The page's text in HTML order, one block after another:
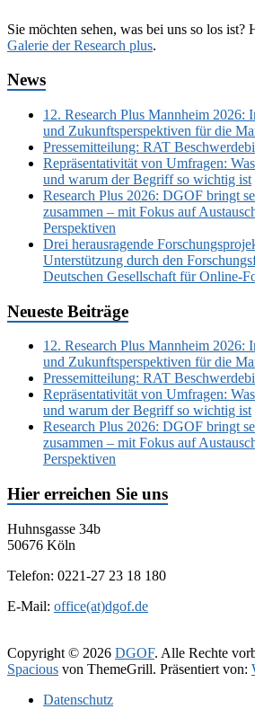
Sie möchten sehen, was bei uns so los ist?
Galerie der Research plus.
News
12. Research Plus Mannheim 2026:
und Zukunftsperspektiven für die
Pressemitteilung: RAT
Repräsentativität von Umfragen:
und warum der Begriff so wichtig ist
Research Plus 2026: DGOF bringt
zusammen – mit Fokus auf
Perspektiven
Drei herausragende
Unterstützung durch den
Deutschen Gesellschaft für Online-
Neueste Beiträge
12. Research Plus Mannheim 2026:
und Zukunftsperspektiven für die
Pressemitteilung: RAT
Repräsentativität von Umfragen:
und warum der Begriff so wichtig ist
Research Plus 2026: DGOF bringt
zusammen – mit Fokus auf
Perspektiven
Hier erreichen Sie uns
Huhnsgasse 34b
50676 Köln
Telefon: 0221-27 23 18 180
E-Mail: office(at)dgof.de
Copyright © 2026 DGOF. Alle Rechte
Spacious von ThemeGrill. Präsentiert von:
Daten­schutz­